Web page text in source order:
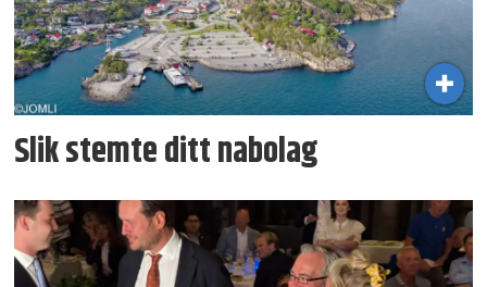
Slik stemte ditt nabolag